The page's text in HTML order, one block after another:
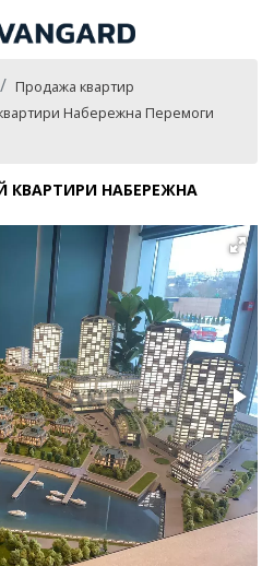
Продажа квартир
Набережна Перемоги
НАБЕРЕЖНА